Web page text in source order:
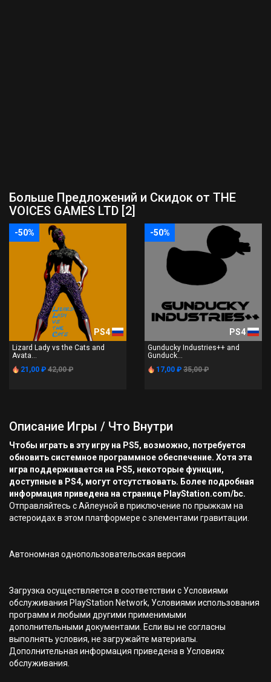
Больше Предложений и Скидок от THE
VOICES GAMES LTD [2]
-50%
PS4
Lizard Lady vs the Cats and
Avata...
21,00 ₽ 42,00 ₽
-50%
PS4
Gunducky Industries++ and
Gunduck...
17,00 ₽ 35,00 ₽
Описание Игры / Что Внутри
Чтобы играть в эту игру на PS5, возможно, потребуется
обновить системное программное обеспечение. Хотя эта
игра поддерживается на PS5, некоторые функции,
доступные в PS4, могут отсутствовать. Более подробная
информация приведена на странице PlayStation.com/bc.
Отправляйтесь с Айлеуной в приключение по прыжкам на
астероидах в этом платформере с элементами гравитации.
Автономная однопользовательская версия
Загрузка осуществляется в соответствии с Условиями
обслуживания PlayStation Network, Условиями использования
программ и любыми другими применимыми
дополнительными документами. Если вы не согласны
выполнять условия, не загружайте материалы.
Дополнительная информация приведена в Условиях
обслуживания.